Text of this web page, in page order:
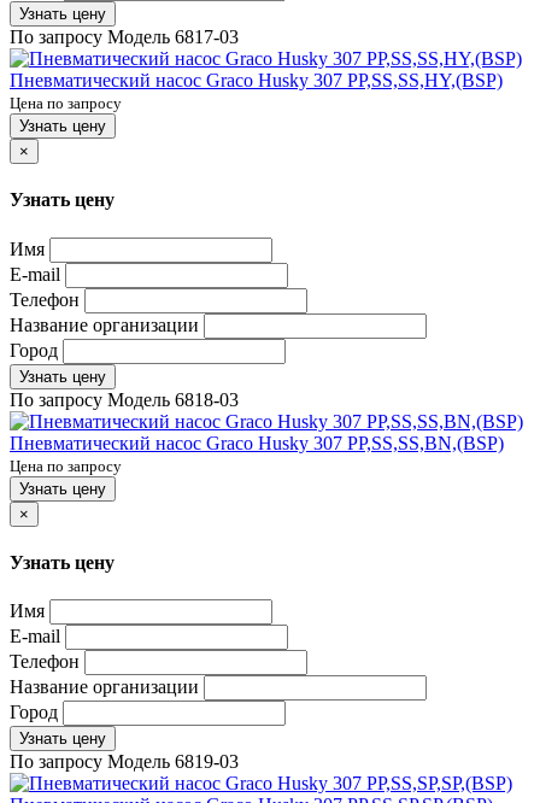
Узнать цену
По запросу Модель 6817-03
Пневматический насос Graco Husky 307 PP,SS,SS,HY,(BSP)
Цена по запросу
Узнать цену
×
Узнать цену
Имя
E-mail
Телефон
Название организации
Город
Узнать цену
По запросу Модель 6818-03
Пневматический насос Graco Husky 307 PP,SS,SS,BN,(BSP)
Цена по запросу
Узнать цену
×
Узнать цену
Имя
E-mail
Телефон
Название организации
Город
Узнать цену
По запросу Модель 6819-03